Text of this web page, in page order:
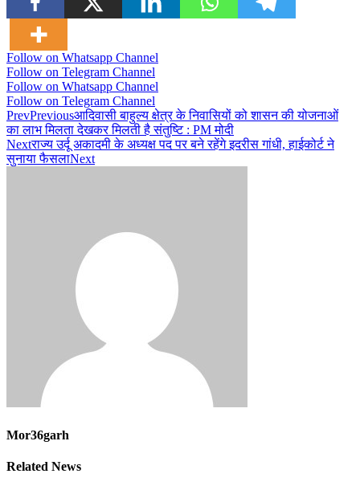
Follow on Whatsapp Channel
Follow on Telegram Channel
Follow on Whatsapp Channel
Follow on Telegram Channel
PrevPreviousआदिवासी बाहुल्य क्षेत्र के निवासियों को शासन की योजनाओं
का लाभ मिलता देखकर मिलती है संतुष्टि : PM मोदी
Nextराज्य उर्दू अकादमी के अध्यक्ष पद पर बने रहेंगे इदरीस गांधी, हाईकोर्ट ने
सुनाया फैसलाNext
Mor36garh
Related News